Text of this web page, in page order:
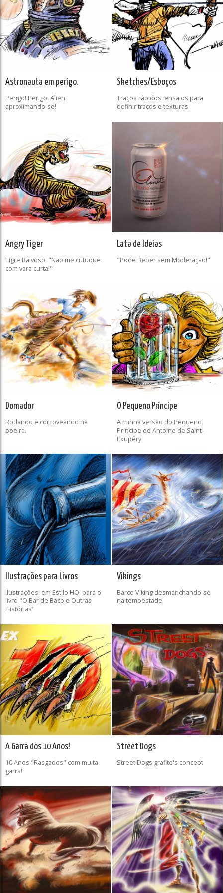
Astronauta em perigo.
Perigo! Perigo! Alien
aproximando-se!
Sketches/Esboços
Traços rápidos, ensaios para
definir traços e texturas.
Angry Tiger
Tigre Raivoso. "Não me cutuque
com vara curta!"
Lata de Ideias
"Pode Beber sem Moderação!"
Domador
Rodando e corcoveando na
poeira.
O Pequeno Príncipe
A minha versão do Pequeno
Príncipe de Antoine de Saint-
Exupéry
Ilustrações para Livros
Ilustrações, em Estilo HQ, para o
livro "O Bar de Baco e Outras
Histórias"
Vikings
Barco Viking desmanchando-se
na tempestade.
A Garra dos 10 Anos!
10 Anos "Rasgados" com muita
garra!
Street Dogs
Street Dogs grafite's concept